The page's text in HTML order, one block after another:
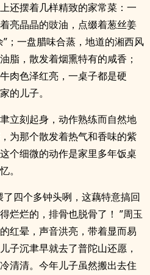
还摆着几样精致的家常菜：一
亮晶晶的豉油，点缀着葱丝姜
；一盘腊味合蒸，地道的湘西风
脂，散发着烟熏特有的咸香；
肉色泽红亮，一桌子都是硬
的儿子。
立刻起身，动作熟练而自然地
为那个散发着热气和香味的紫
个细微的动作是家里多年饭桌
。
四个多钟头咧，这藕特意搞回
烂烂的，排骨也脱骨了！ ”周玉
红晕，声音洪亮，带着显而易
子沉聿早就去了普陀山还愿，
清清。今年儿子虽然搬出去住